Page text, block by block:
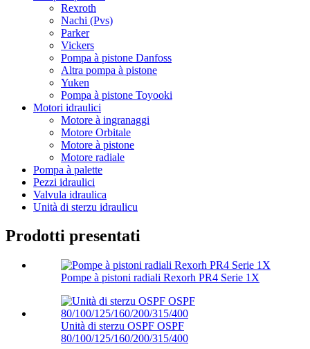
Rexroth
Nachi (Pvs)
Parker
Vickers
Pompa à pistone Danfoss
Altra pompa à pistone
Yuken
Pompa à pistone Toyooki
Motori idraulici
Motore à ingranaggi
Motore Orbitale
Motore à pistone
Motore radiale
Pompa à palette
Pezzi idraulici
Valvula idraulica
Unità di sterzu idraulicu
Prodotti presentati
Pompe à pistoni radiali Rexorh PR4 Serie 1X
Unità di sterzu OSPF OSPF
80/100/125/160/200/315/400